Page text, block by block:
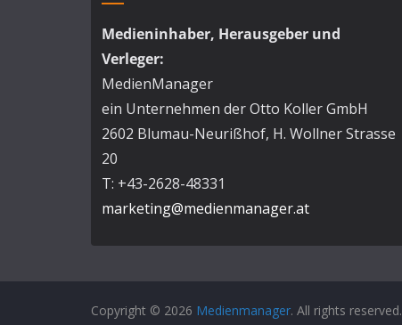
Medieninhaber, Herausgeber und
Verleger:
MedienManager
ein Unternehmen der Otto Koller GmbH
2602 Blumau-Neurißhof, H. Wollner Strasse
20
T: +43-2628-48331
marketing@medienmanager.at
Copyright © 2026 Medienmanager. All rights reserved.